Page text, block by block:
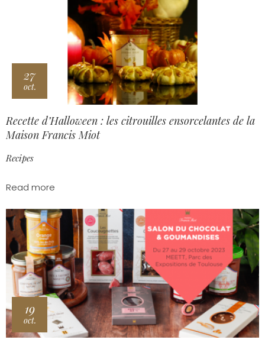
27
oct.
Recette d’Halloween : les citrouilles ensorcelantes de la
Maison Francis Miot
Recipes
Read more
19
oct.